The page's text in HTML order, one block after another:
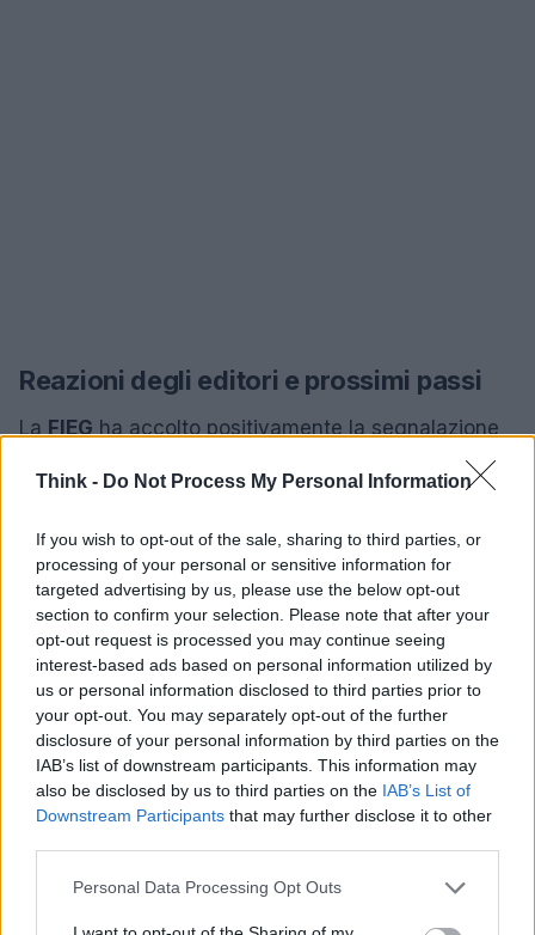
Think - Do Not Process My Personal Information
If you wish to opt-out of the sale, sharing to third parties, or
processing of your personal or sensitive information for
targeted advertising by us, please use the below opt-out
section to confirm your selection. Please note that after your
opt-out request is processed you may continue seeing
interest-based ads based on personal information utilized by
us or personal information disclosed to third parties prior to
your opt-out. You may separately opt-out of the further
disclosure of your personal information by third parties on the
IAB’s list of downstream participants. This information may
also be disclosed by us to third parties on the IAB’s List of
Downstream Participants that may further disclose it to other
Please note that this website/app uses one or more Google
Personal Data Processing Opt Outs
Reazioni degli editori e prossimi passi
La FIEG ha accolto positivamente la segnalazione
piattaforme per definire regole sull’utilizzo dei
contenuti editoriali. Tra le proposte avanzate dagli
editori c’è un meccanismo diopt-outper escludere
i contenuti dall’addestramento dei modelli AI,
garantendo però che tale esclusione non comporti
penalizzazioni nella visibilità. Parallelamente,
AGCOM ha promosso la creazione di untavolo
permanentetra piattaforme e soggetti editoriali
per affrontare accordi di licenza, valutare tutele
economiche e definire pratiche di trasparenza
condivise.
La vicenda proseguirà sui tavoli europei: la